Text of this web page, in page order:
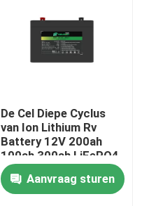
De Cel Diepe Cyclus
van Ion Lithium Rv
Battery 12V 200ah
100ah 300ah LiFePO4
Aanvraag sturen